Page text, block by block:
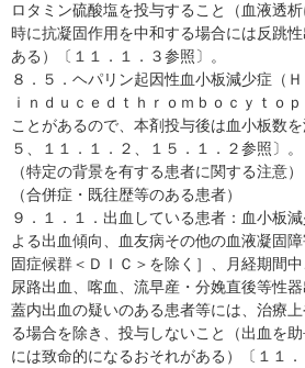
ロタミン硫酸塩を投与すること（血液透
時に抗凝固作用を中和する場合には反跳
ある）〔１１．１．３参照〕。
８．５．ヘパリン起因性血小板減少症（
ｉｎｄｕｃｅｄｔｈｒｏｍｂｏｃｙｔｏ
ことがあるので、本剤投与後は血小板数
５、１１．１．２、１５．１．２参照〕。
（特定の背景を有する患者に関する注意）
（合併症・既往歴等のある患者）
９．１．１．出血している患者：血小板
よる出血傾向、血友病その他の血液凝固
固症候群＜ＤＩＣ＞を除く］、月経期間中
尿路出血、喀血、流早産・分娩直後等性
蓋内出血の疑いのある患者等には、治療
る場合を除き、投与しないこと（出血を
には致命的になるおそれがある）〔１１．